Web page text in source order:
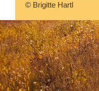
© Brigitte Hartl